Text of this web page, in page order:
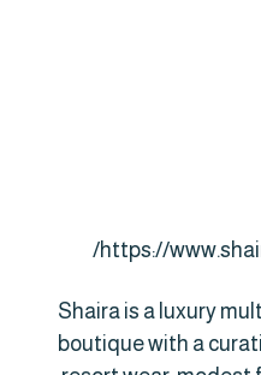
https://
Shaira is a luxury
boutique with a